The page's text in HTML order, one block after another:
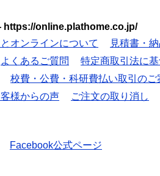
https://online.plathome.co.jp/
オンラインについて
見積書・
よくあるご質問
特定商取引法に
校費・公費・科研費払い取引のご
様からの声 ご注文の取り消し
Facebook公式ページ